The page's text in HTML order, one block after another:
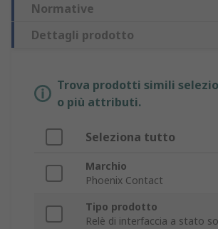
Normative
Dettagli prodotto
Trova prodotti simili
o più attributi.
Seleziona tutto
Marchio
Phoenix Contact
Tipo prodotto
Relè di interfaccia a stato